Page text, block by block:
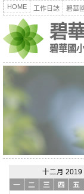
HOME 工作日誌 碧華
碧
碧華國
十二月 2019
一
二 三 四 五